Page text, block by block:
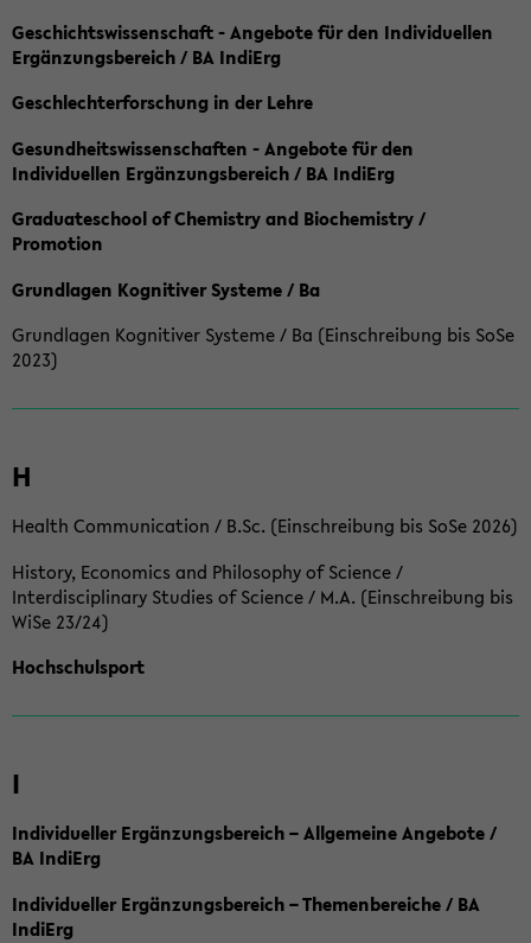
Geschichtswissenschaft - Angebote für den Individuellen
Ergänzungsbereich / BA IndiErg
Geschlechterforschung in der Lehre
Gesundheitswissenschaften - Angebote für den
Individuellen Ergänzungsbereich / BA IndiErg
Graduateschool of Chemistry and Biochemistry /
Promotion
Grundlagen Kognitiver Systeme / Ba
Grundlagen Kognitiver Systeme / Ba (Einschreibung bis SoSe
2023)
H
Health Communication / B.Sc. (Einschreibung bis SoSe 2026)
History, Economics and Philosophy of Science /
Interdisciplinary Studies of Science / M.A. (Einschreibung bis
WiSe 23/24)
Hochschulsport
I
Individueller Ergänzungsbereich – Allgemeine Angebote /
BA IndiErg
Individueller Ergänzungsbereich – Themenbereiche / BA
IndiErg